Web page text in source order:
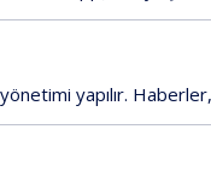
yönetimi yapılır. Haberler,